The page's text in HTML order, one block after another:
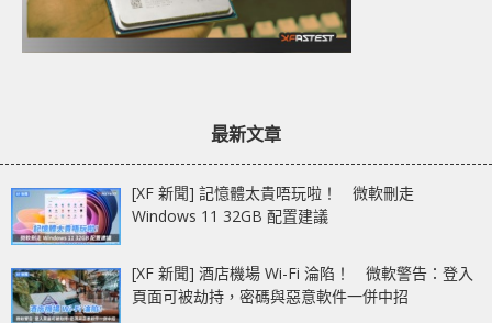
最新文章
[XF 新聞] 記憶體太貴唔玩啦！ 微軟刪走
Windows 11 32GB 配置建議
[XF 新聞] 酒店機場 Wi-Fi 淪陷！ 微軟警告：登入
頁面可被劫持，密碼與惡意軟件一併中招